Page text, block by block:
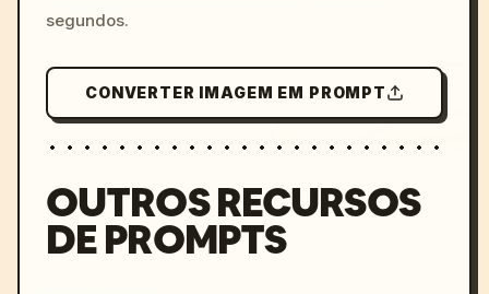
segundos.
CONVERTER IMAGEM EM PROMPT
OUTROS RECURSOS
DE PROMPTS